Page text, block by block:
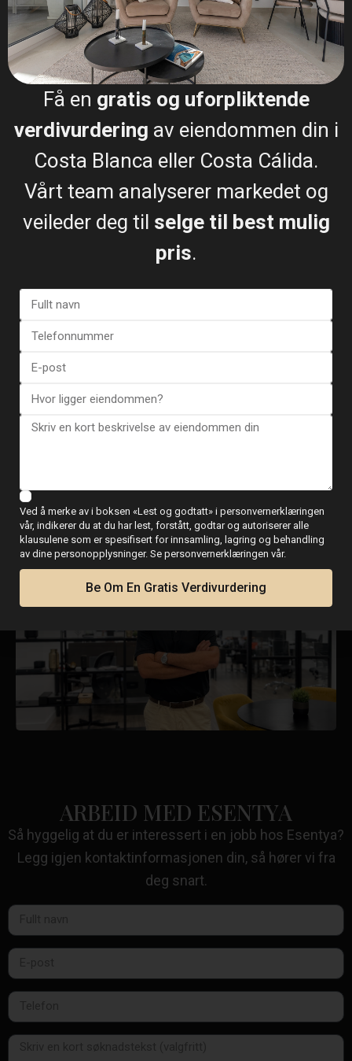
ESENTYA SKOLE
Esentya-skolen er mer enn bare et kurs – det er en
Hos Esentya jobber vi kontinuerlig med å legge til
rette for personlig utvikling. Gjennom lagånd,
KOMMER SNART
ARBEID MED ESENTYA
Så hyggelig at du er interessert i en jobb hos Esentya?
Legg igjen kontaktinformasjonen din, så hører vi fra
deg snart.
Få en gratis og uforpliktende
verdivurdering av eiendommen din i
Costa Blanca eller Costa Cálida.
Vårt team analyserer markedet og
veileder deg til selge til best mulig
pris.
Ved å merke av i boksen «Lest og godtatt» i personvernerklæringen
vår, indikerer du at du har lest, forstått, godtar og autoriserer alle
klausulene som er spesifisert for innsamling, lagring og behandling
av dine personopplysninger. Se personvernerklæringen vår.
Be Om En Gratis Verdivurdering